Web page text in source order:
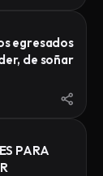
egresados
de soñar
PARA